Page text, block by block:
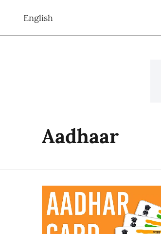
English
Aadhaar